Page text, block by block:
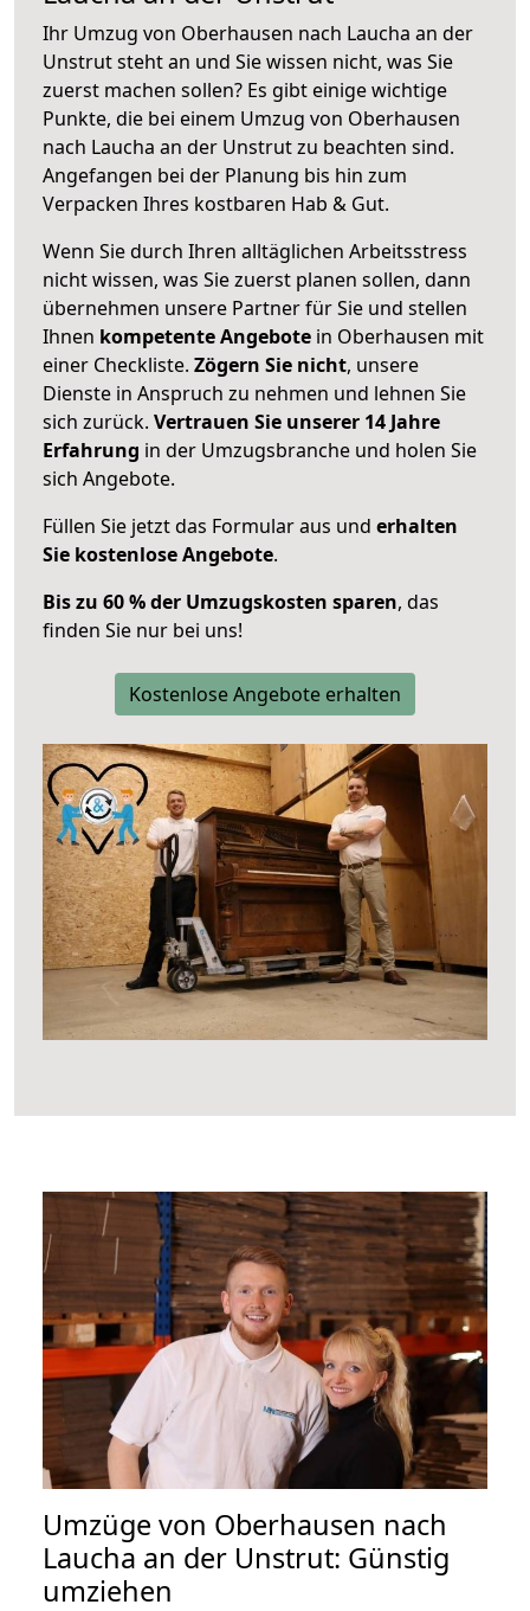
Ihr Umzug von Oberhausen nach Laucha an der
Unstrut steht an und Sie wissen nicht, was Sie
zuerst machen sollen? Es gibt einige wichtige
Punkte, die bei einem Umzug von Oberhausen
nach Laucha an der Unstrut zu beachten sind.
Angefangen bei der Planung bis hin zum
Verpacken Ihres kostbaren Hab & Gut.
Wenn Sie durch Ihren alltäglichen Arbeitsstress
nicht wissen, was Sie zuerst planen sollen, dann
übernehmen unsere Partner für Sie und stellen
Ihnen kompetente Angebote in Oberhausen mit
einer Checkliste. Zögern Sie nicht, unsere
Dienste in Anspruch zu nehmen und lehnen Sie
sich zurück. Vertrauen Sie unserer 14 Jahre
Erfahrung in der Umzugsbranche und holen Sie
sich Angebote.
Füllen Sie jetzt das Formular aus und erhalten
Sie kostenlose Angebote.
Bis zu 60 % der Umzugskosten sparen, das
finden Sie nur bei uns!
Kostenlose Angebote erhalten
Umzüge von Oberhausen nach
Laucha an der Unstrut: Günstig
umziehen